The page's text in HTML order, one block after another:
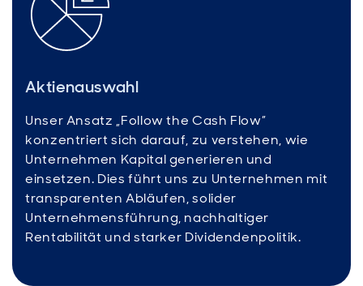
Aktienauswahl
Unser Ansatz „Follow the Cash Flow”
konzentriert sich darauf, zu verstehen, wie
Unternehmen Kapital generieren und
einsetzen. Dies führt uns zu Unternehmen mit
transparenten Abläufen, solider
Unternehmensführung, nachhaltiger
Rentabilität und starker Dividendenpolitik.